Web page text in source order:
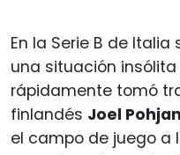
En la Serie B de Italia
una situación
rápidamente tomó
finlandés Joel
el campo de juego a